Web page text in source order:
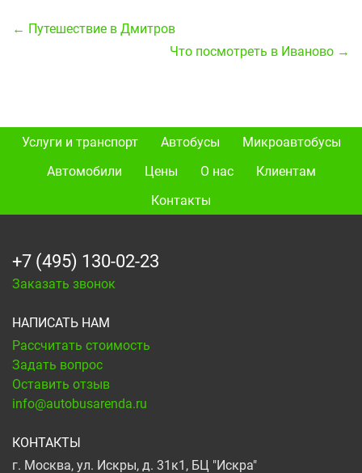
← Путешествие в Дмитров
Что посмотреть в Иваново →
Услуги и транспорт Автобусы
Микроавтобусы
Автомобили
Цены О нас
Клиентам
Контакты
+7 (495) 130-02-23
Заказать звонок
НАПИСАТЬ НАМ
Рассчитать стоимость
Задать вопрос
Оставить отзыв
info@autobusarenda.ru
КОНТАКТЫ
г. Москва, ул. Искры, д. 31к1, БЦ "Искра"